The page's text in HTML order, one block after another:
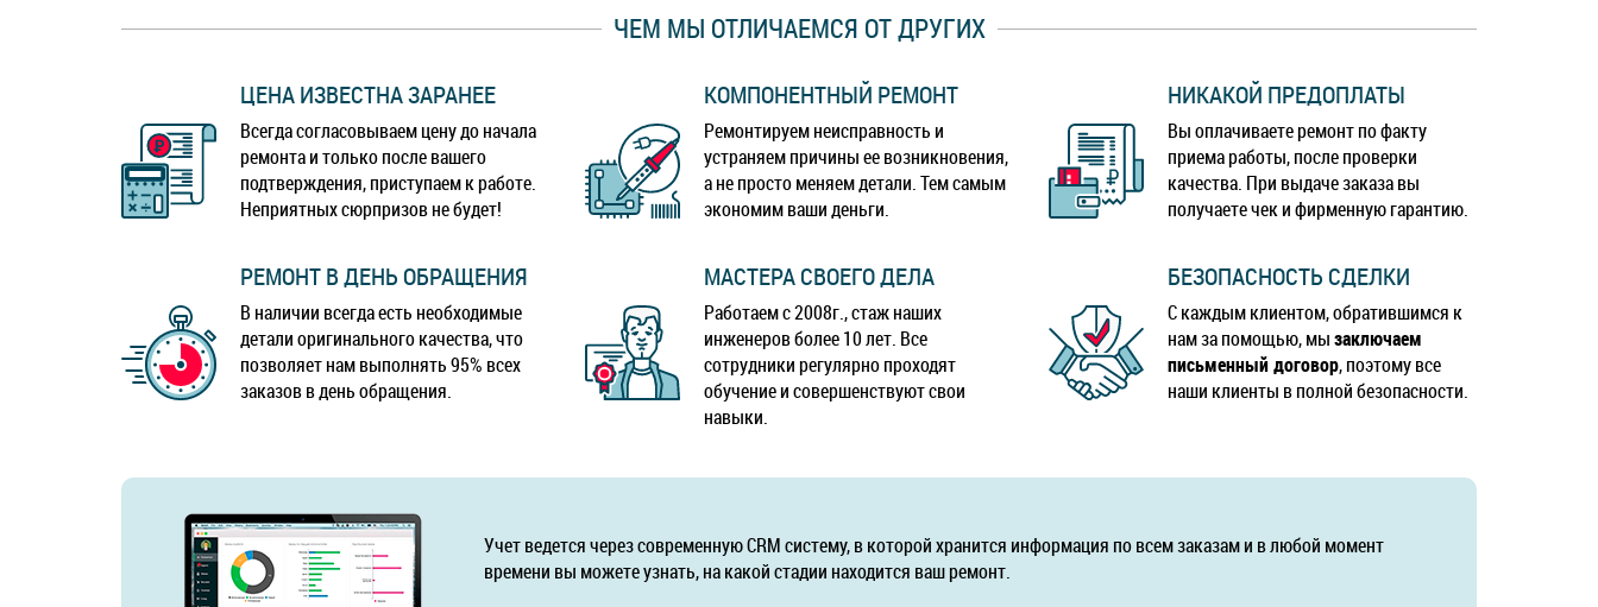
ЧЕМ МЫ ОТЛИЧАЕМСЯ ОТ ДРУГИХ
ЦЕНА ИЗВЕСТНА ЗАРАНЕЕ
Всегда согласовываем цену до начала
ремонта и только после вашего
подтверждения, приступаем к работе.
Неприятных сюрпризов не будет!
КОМПОНЕНТНЫЙ РЕМОНТ
Ремонтируем неисправность и
устраняем причины ее возникновения,
а не просто меняем детали. Тем самым
экономим ваши деньги.
НИКАКОЙ ПРЕДОПЛАТЫ
Вы оплачиваете ремонт по факту
приема работы, после проверки
качества. При выдаче заказа вы
получаете чек и фирменную гарантию.
РЕМОНТ В ДЕНЬ ОБРАЩЕНИЯ
В наличии всегда есть необходимые
детали оригинального качества, что
позволяет нам выполнять 95% всех
заказов в день обращения.
МАСТЕРА СВОЕГО ДЕЛА
Работаем с 2008г., стаж наших
инженеров более 10 лет. Все
сотрудники регулярно проходят
обучение и совершенствуют свои
навыки.
БЕЗОПАСНОСТЬ СДЕЛКИ
С каждым клиентом, обратившимся к
нам за помощью, мызаключаем
письменный договор, поэтому все
наши клиенты в полной безопасности.
Учет ведется через современную CRM систему, в которой хранится информация по всем заказам и в любой момент
времени вы можете узнать, на какой стадии находится ваш ремонт.